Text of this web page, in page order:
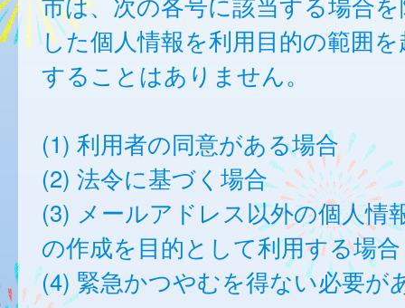
した個人情報を利用目的の範囲
することはありません。
(1) 利用者の同意がある場合
(2) 法令に基づく場合
(3) メールアドレス以外の個人情
の作成を目的として利用する場合
(4) 緊急かつやむを得ない必要が